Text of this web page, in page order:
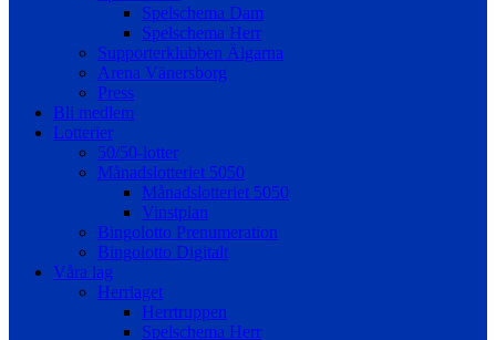
Spelschema Dam
Spelschema Herr
Supporterklubben Älgarna
Arena Vänersborg
Press
Bli medlem
Lotterier
50/50-lotter
Månadslotteriet 5050
Månadslotteriet 5050
Vinstplan
Bingolotto Prenumeration
Bingolotto Digitalt
Våra lag
Herrlaget
Herrtruppen
Spelschema Herr